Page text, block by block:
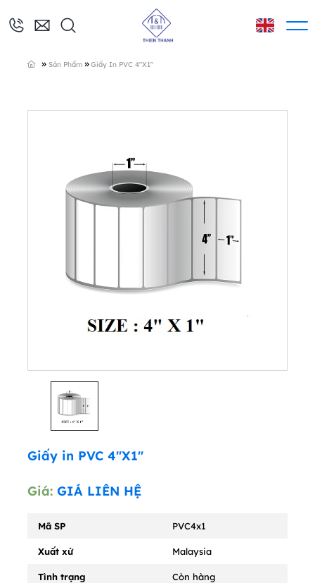
» Sản Phẩm » Giấy In PVC 4″X1″
Giấy in PVC 4"X1"
Giá: GIÁ LIÊN HỆ
Mã SP PVC4x1
Xuất xứ Malaysia
Tình trạng Còn hàng